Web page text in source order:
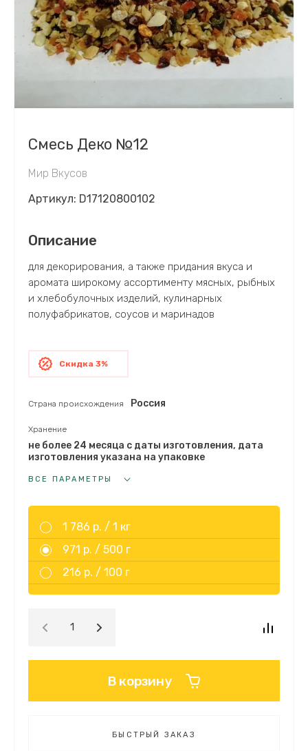
Смесь Деко №12
Мир Вкусов
Артикул: D17120800102
Описание
для декорирования, а также придания вкуса и
аромата широкому ассортименту мясных, рыбных
и хлебобулочных изделий, кулинарных
полуфабрикатов, соусов и маринадов
Скидка 3%
Страна происхождения Россия
Хранение
не более 24 месяца с даты изготовления, дата
изготовления указана на упаковке
ВСЕ ПАРАМЕТРЫ
1 786 р. / 1 кг
971 р. / 500 г
216 р. / 100 г
В корзину
БЫСТРЫЙ ЗАКАЗ